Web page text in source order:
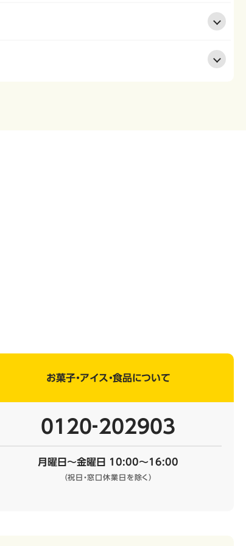
お菓子・アイス・食品について
0120‐202903
月曜日～金曜日 10:00～16:00
（祝日・窓口休業日を除く）